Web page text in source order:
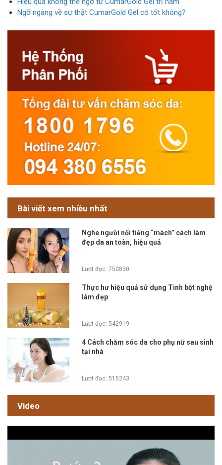
Ngỡ ngàng về sự thật CumarGold Gel có tốt không?
Bài viết xem nhiều nhất
Nghe người nổi tiếng “mách” cách làm
đẹp da an toàn, hiệu quả
Lượt đọc: 750830
Thực hư hiệu quả sử dụng Tinh bột nghệ
làm đẹp
Lượt đọc: 542919
4 Cách chăm sóc da cho phụ nữ sau sinh
tại nhà
Lượt đọc: 515243
Video